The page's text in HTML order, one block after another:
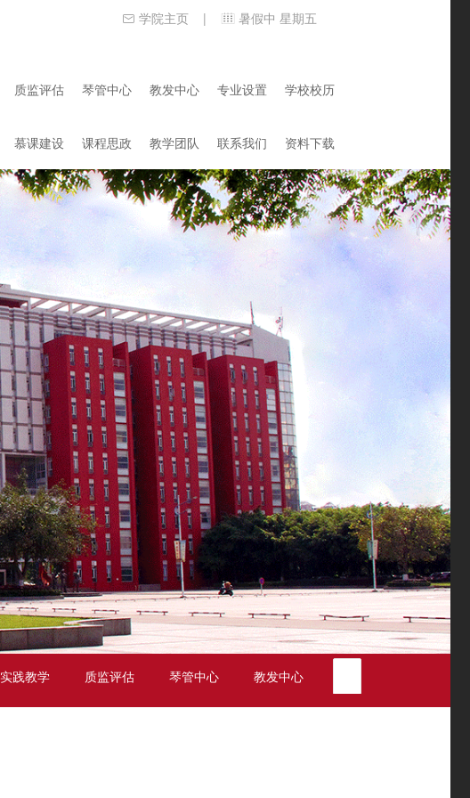
学院主页 | 暑假中 星期五
质监评估 琴管中心 教发中心 专业设置 学校校历
慕课建设 课程思政 教学团队 联系我们 资料下载
实践教学 质监评估 琴管中心 教发中心